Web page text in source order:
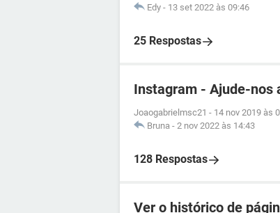
Edy - 13 set 2022 às 09:46
25 Respostas
Instagram - Ajude-nos
Joaogabrielmsc21 - 14 nov 2019 às
Bruna - 2 nov 2022 às 14:43
128 Respostas
Ver o histórico de